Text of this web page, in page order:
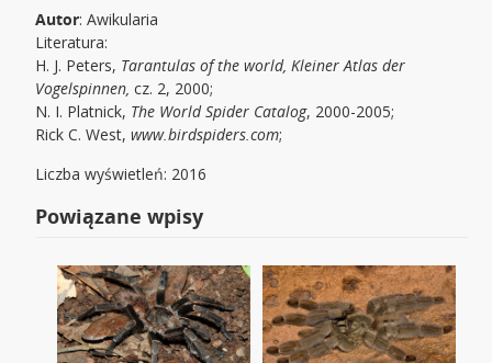
Autor: Awikularia
Literatura:
H. J. Peters, Tarantulas of the world, Kleiner Atlas der
Vogelspinnen, cz. 2, 2000;
N. I. Platnick, The World Spider Catalog, 2000-2005;
Rick C. West,www.birdspiders.com;
Liczba wyświetleń: 2016
Powiązane wpisy